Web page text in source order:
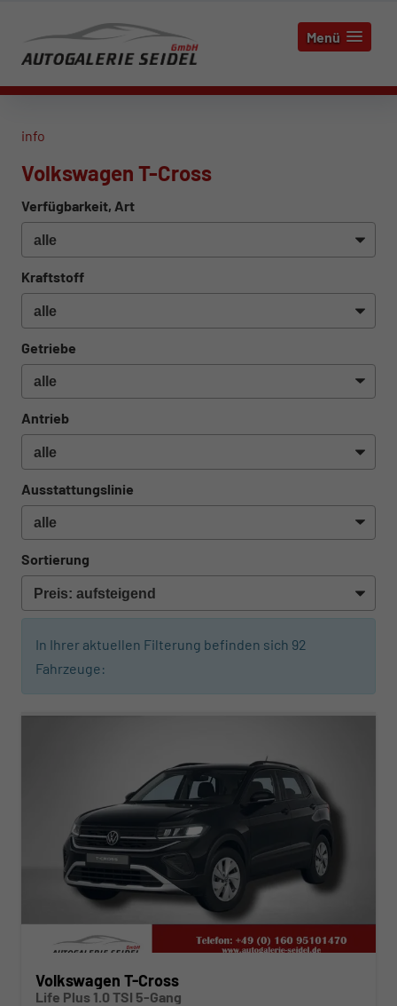
Menü
info
Volkswagen T-Cross
Verfügbarkeit, Art
Kraftstoff
Getriebe
Antrieb
Ausstattungslinie
Sortierung
In Ihrer aktuellen Filterung befinden sich 92
Fahrzeuge:
ab 225,– € mtl.
Volkswagen T-Cross
Life Plus 1.0 TSI 5-Gang